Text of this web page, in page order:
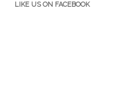
LIKE US ON FACEBOOK